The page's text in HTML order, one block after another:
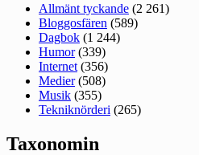
Allmänt tyckande (2 261)
Bloggosfären (589)
Dagbok (1 244)
Humor(339)
Internet (356)
Medier(508)
Musik (355)
Tekniknörderi (265)
Taxonomin